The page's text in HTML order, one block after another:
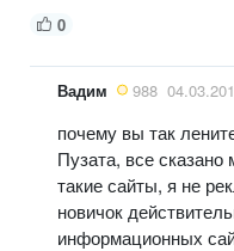
0
Вадим 988
почему вы так
Пузата, все
такие сайты, я не
новичок
информационных